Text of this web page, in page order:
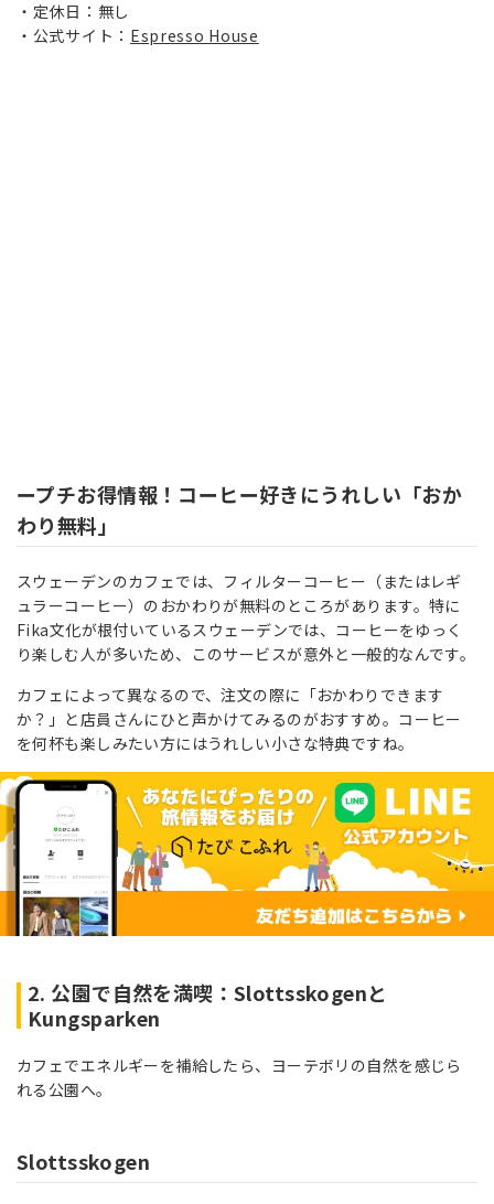
定休日：無し
公式サイト： Espresso House
ープチお得情報！コーヒー好きにうれしい「おか
わり無料」
スウェーデンのカフェでは、フィルターコーヒー（またはレギ
ュラーコーヒー）のおかわりが無料のところがあります。特に
Fika文化が根付いているスウェーデンでは、コーヒーをゆっく
り楽しむ人が多いため、このサービスが意外と一般的なんです。
カフェによって異なるので、注文の際に「おかわりできます
か？」と店員さんにひと声かけてみるのがおすすめ。コーヒー
を何杯も楽しみたい方にはうれしい小さな特典ですね。
2. 公園で自然を満喫：Slottsskogenと
Kungsparken
カフェでエネルギーを補給したら、ヨーテボリの自然を感じら
れる公園へ。
Slottsskogen